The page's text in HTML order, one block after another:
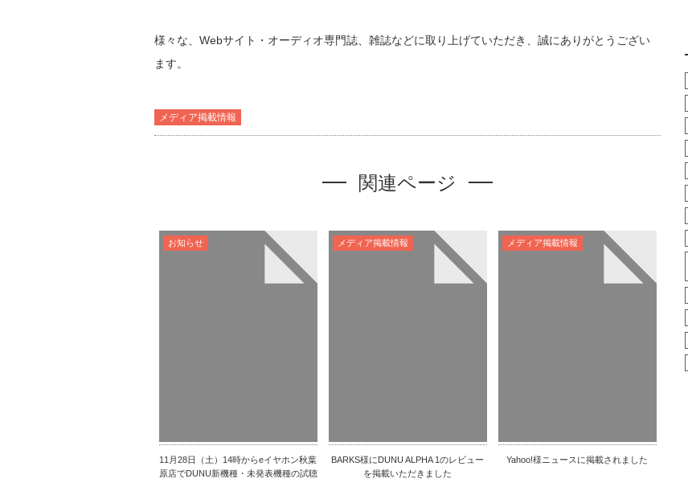
様々な、Webサイト・オーディオ専門誌、雑誌などに取り上げていただき、誠にありがとうござい
ます。
メディア掲載情報
関連ページ
11月28日（土）14時からeイヤホン秋葉
原店でDUNU新機種・未発表機種の試聴
お知らせ
BARKS様にDUNU ALPHA 1のレビュー
を掲載いただきました
メディア掲載情報
Yahoo!様ニュースに掲載されました
メディア掲載情報